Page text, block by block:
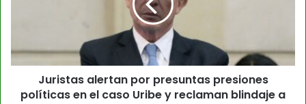
Juristas alertan por presuntas presiones
políticas en el caso Uribe y reclaman blindaje a